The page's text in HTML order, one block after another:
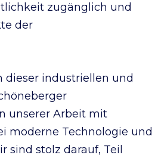
zugänglich und
der
dieser industriellen und
unserer Arbeit mit
moderne Technologie und
sind stolz darauf, Teil